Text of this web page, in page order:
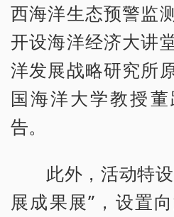
西海洋生态预警监
开设海洋经济大讲
洋发展战略研究所
国海洋大学教授
告。
此外，活动特
展成果展”，设置